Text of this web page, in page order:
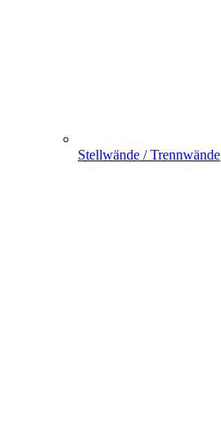
Stellwände / Trennwände